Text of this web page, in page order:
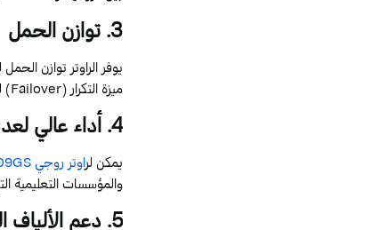
3
.توازنالحمل
يوفر الراوتر توازن
ميزة التكرار (Failover
)
4
.أداءعالي
يمكن لراوتر روجي
والمؤسسات التعليمية
5
.دعمالألياف